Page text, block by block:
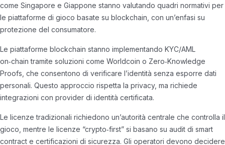
come Singapore e Giappone stanno valutando quadri normativi per
le piattaforme di gioco basate su blockchain, con un’enfasi su
protezione del consumatore.
Le piattaforme blockchain stanno implementando KYC/AML
on‑chain tramite soluzioni come Worldcoin o Zero‑Knowledge
Proofs, che consentono di verificare l’identità senza esporre dati
personali. Questo approccio rispetta la privacy, ma richiede
integrazioni con provider di identità certificata.
Le licenze tradizionali richiedono un’autorità centrale che controlla il
gioco, mentre le licenze “crypto‑first” si basano su audit di smart
contract e certificazioni di sicurezza. Gli operatori devono decidere